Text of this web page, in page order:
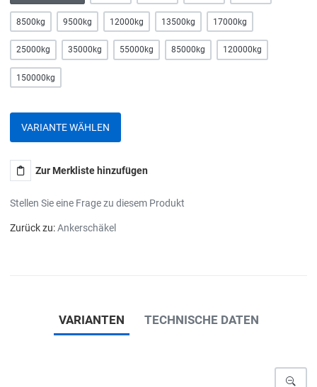
8500kg 9500kg 12000kg 13500kg 17000kg
25000kg 35000kg 55000kg 85000kg 120000kg
150000kg
VARIANTE WÄHLEN
Zur Merkliste hinzufügen
Stellen Sie eine Frage zu diesem Produkt
Zurück zu:Ankerschäkel
VARIANTEN TECHNISCHE DATEN